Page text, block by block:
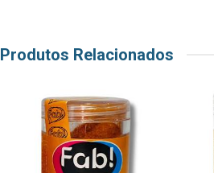
Produtos Relacionados